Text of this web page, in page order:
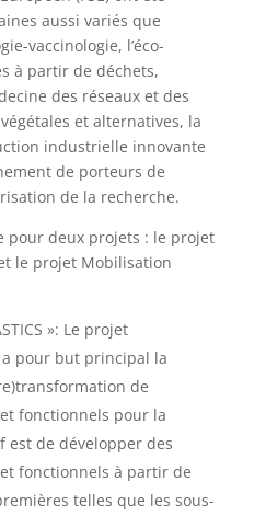
aussi variés que
vaccinologie, l’éco-
à partir de déchets,
des réseaux et des
et alternatives, la
industrielle innovante
de porteurs de
de la recherche.
pour deux projets : le projet
et le projet Mobilisation
»: Le projet
a pour but principal la
de
fonctionnels pour la
est de développer des
fonctionnels à partir de
telles que les sous-